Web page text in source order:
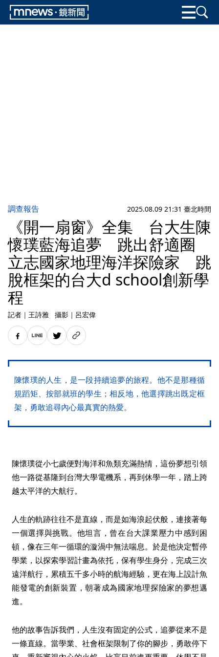
調查報告 2025.08.09 21:31 臺北時間
《開一扇窗》全集 台大生陳
懷璞藍海追夢 跳出舒適圈
立志國家地理海洋探險家 跳
脫框架的台大d school創新學
程
記者 ｜ 王詩雅 攝影 ｜ 呂宏偉
陳懷璞的人生，是一段持續追夢的旅程。他不是那種循
規蹈矩、按部就班的學生；相反地，他選擇跳出既定框
架，勇敢追尋內心最真實的熱愛。
陳懷璞從小七歲便對海洋和魚類充滿熱情，這份夢想引領
他一路從基隆到台灣大學電機系，再到休學一年，踏上跨
越太平洋的大航行。
人生的軌跡往往不是直線，而是如海浪起伏般，連接著每
一個選擇與挑戰。他坦言，曾在台大課業壓力中感到困
頓，像在三年一循環的漩渦中無法喘息。於是他決定暫停
學業，以探索學習計畫為依托，保有學生身分，完成三次
遠洋航行，累積五千多小時的航海經驗，更在海上設計魚
能發電的創新裝置，朝著成為國家地理探險家的夢想邁
進。
他的故事告訴我們，人生沒有固定的公式，追夢從來不是
一條直線。當學業、社會框架限制了你的腳步，勇敢停下